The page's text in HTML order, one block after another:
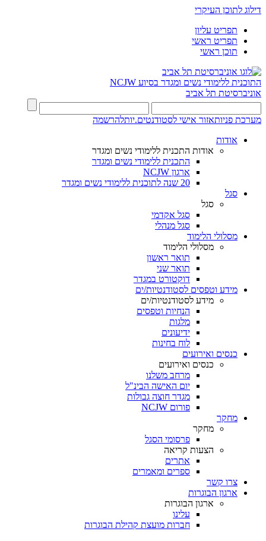
דילוג לתוכן העיקרי
תפריט עליון
תפריט ראשי
תוכן ראשי
התוכנית ללימודי נשים ומגדר בסיוע NCJW
אוניברסיטת תל אביב
מערכת פניותאזור אישי לסטודנטים.יותלהרשמה
אודות
אודות התכנית ללימודי נשים ומגדר
התכנית ללימודי נשים ומגדר
ארגון NCJW
20 שנה לתוכנית ללימודי נשים ומגדר
סגל
סגל
סגל אקדמי
סגל מנהלי
מסלולי הלימוד
מסלולי הלימוד
תואר ראשון
תואר שני
דוקטורט במגדר
מידע וטפסים לסטודנטיות/ים
מידע לסטודנטיות/ים
הנחיות וטפסים
מלגות
ידיעונים
לוח בחינות
כנסים ואירועים
כנסים ואירועים
מרחב משלנו
יום האישה הבינ"ל
מגדר חוצה גבולות
פורום NCJW
מחקר
מחקר
פרסומי הסגל
הצעות קריאה
אתרים
ספרים ומאמרים
צרו קשר
ארגון הבוגרות
ארגון הבוגרות
עלינו
חברות מועצת קהילת הבוגרות